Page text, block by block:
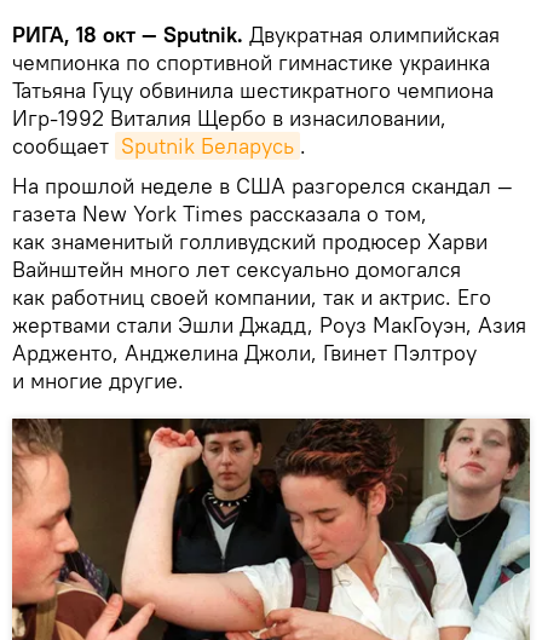
РИГА, 18 окт — Sputnik. Двукратная олимпийская
чемпионка по спортивной гимнастике украинка
Татьяна Гуцу обвинила шестикратного чемпиона
Игр-1992 Виталия Щербо в изнасиловании,
сообщает Sputnik Беларусь .
На прошлой неделе в США разгорелся скандал —
газета New York Times рассказала о том,
как знаменитый голливудский продюсер Харви
Вайнштейн много лет сексуально домогался
как работниц своей компании, так и актрис. Его
жертвами стали Эшли Джадд, Роуз МакГоуэн, Азия
Ардженто, Анджелина Джоли, Гвинет Пэлтроу
и многие другие.